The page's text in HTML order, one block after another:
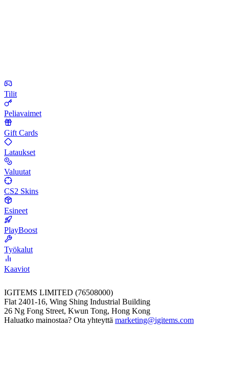
Tilit
Peliavaimet
Gift Cards
Lataukset
Valuutat
CS2 Skins
Esineet
PlayBoost
Työkalut
Kaaviot
IGITEMS LIMITED (76508000)
Flat 2401-16, Wing Shing Industrial Building
26 Ng Fong Street, Kwun Tong, Hong Kong
Haluatko mainostaa? Ota yhteyttä marketing@igitems.com